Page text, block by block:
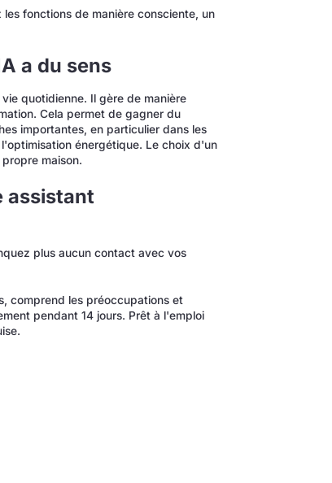
fonctions de manière consciente, un
a du sens
quotidienne. Il gère de manière
Cela permet de gagner du
importantes, en particulier dans les
énergétique. Le choix d'un
maison.
assistant
plus aucun contact avec vos
comprend les préoccupations et
pendant 14 jours. Prêt à l'emploi